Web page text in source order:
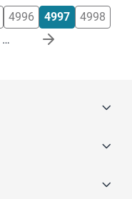
4996 4997
4998
…